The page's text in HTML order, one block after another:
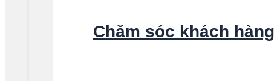
Chăm sóc khách hàng